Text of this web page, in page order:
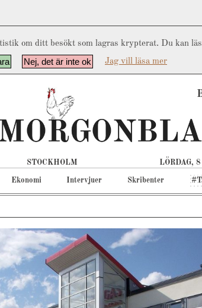
om ditt besökt som lagras krypterat. Du kan
Nej, det är inte ok Jag vill läsa mer
STOCKHOLM LÖRDAG,
Ekonomi Intervjuer Skribenter